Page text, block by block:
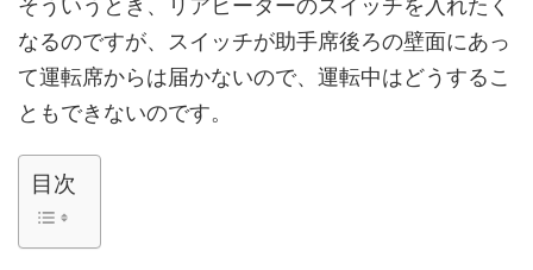
そういうとき、リアヒーターのスイッチを入れたく
なるのですが、スイッチが助手席後ろの壁面にあっ
て運転席からは届かないので、運転中はどうするこ
ともできないのです。
目次